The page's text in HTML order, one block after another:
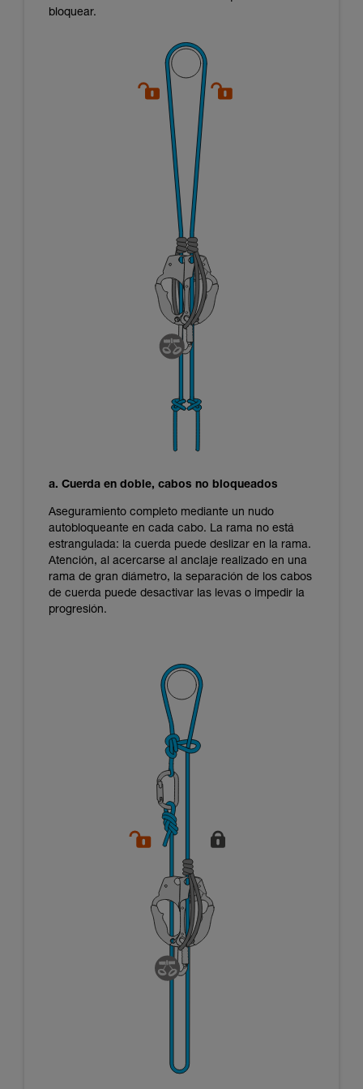
bloquear.
a. Cuerda en doble, cabos no bloqueados
Aseguramiento completo mediante un nudo
autobloqueante en cada cabo. La rama no está
estrangulada: la cuerda puede deslizar en la rama.
Atención, al acercarse al anclaje realizado en una
rama de gran diámetro, la separación de los cabos
de cuerda puede desactivar las levas o impedir la
progresión.